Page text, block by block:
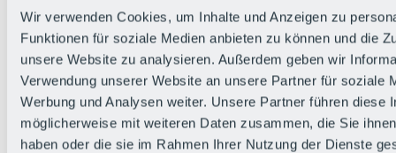
Wir verwenden Cookies, um Inhalte und Anzeigen zu
Funktionen für soziale Medien anbieten zu können und die
unsere Website zu analysieren. Außerdem geben wir
Verwendung unserer Website an unsere Partner für soziale
Werbung und Analysen weiter. Unsere Partner führen diese
möglicherweise mit weiteren Daten zusammen, die Sie
haben oder die sie im Rahmen Ihrer Nutzung der Dienste
Bikepark-Rules
Bikepark-Partnerschaften
Nachhaltigkeit in der BRS
Bikepark & Tickets